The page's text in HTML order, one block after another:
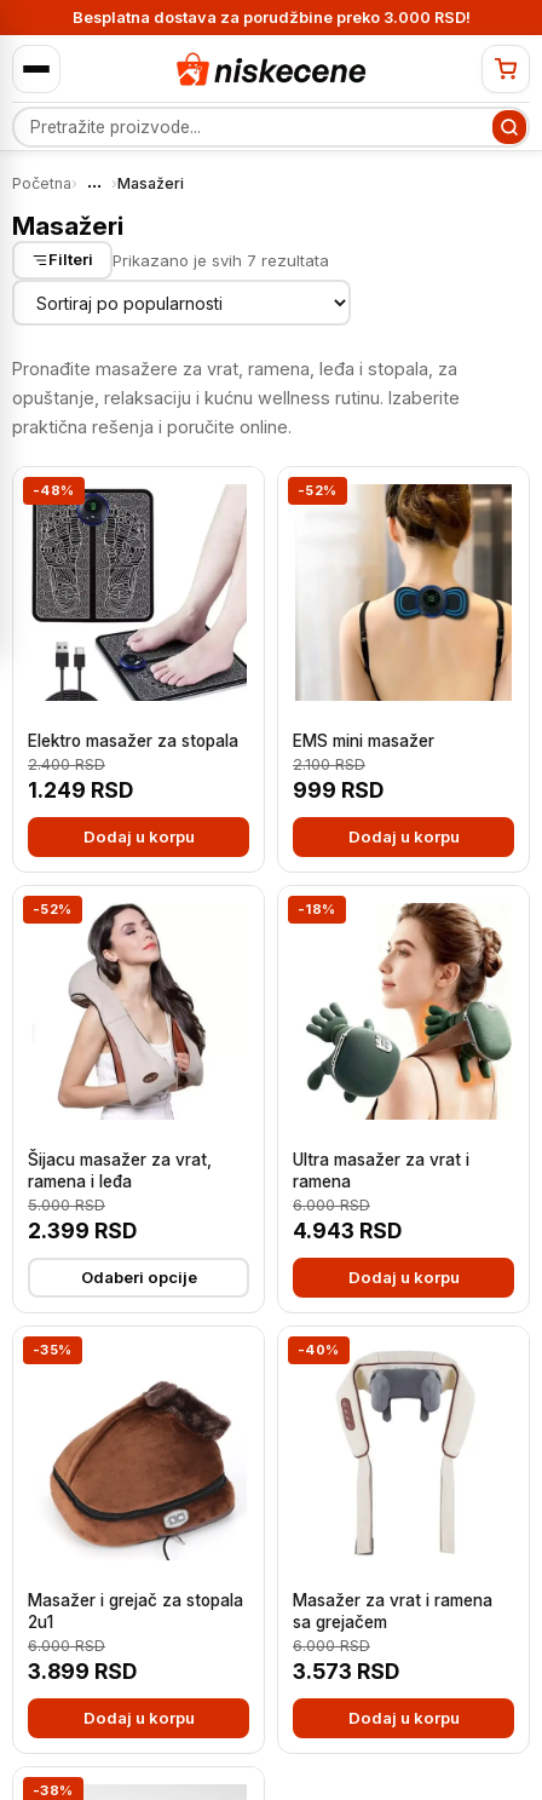
Besplatna dostava za porudžbine preko 3.000 RSD!
Pretraga proizvoda
Početna› ... ›Masažeri
Masažeri
Filteri Prikazano je svih 7 rezultata
po
popularnosti
Pronađite masažere za vrat, ramena, leđa i stopala, za
opuštanje, relaksaciju i kućnu wellness rutinu. Izaberite
praktična rešenja i poručite online.
-48%
Elektro masažer za stopala
1.249 RSD
2.400RSD
Dodaj u korpu
-52%
EMS mini masažer
999 RSD
2.100RSD
Dodaj u korpu
-52%
Šijacu masažer za vrat,
ramena i leđa
2.399 RSD
5.000RSD
Odaberi opcije
-18%
Ultra masažer za vrat i
ramena
4.943 RSD
6.000RSD
Dodaj u korpu
-35%
Masažer i grejač za stopala
2u1
3.899 RSD
6.000RSD
Dodaj u korpu
-40%
Masažer za vrat i ramena
sa grejačem
3.573 RSD
6.000RSD
Dodaj u korpu
-38%